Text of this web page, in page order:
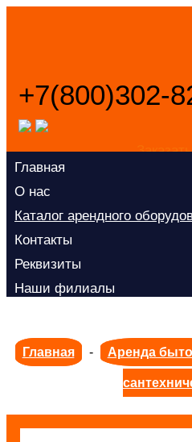
+7(800)302-
Главная
О нас
Каталог арендного
Контакты
Реквизиты
Наши филиалы
Главная - Аренда